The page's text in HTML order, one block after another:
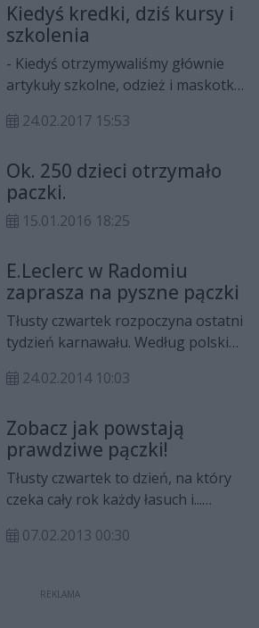
radomski hipermarket E.Leclerc,
gdzie będziemy świętować Tłusty
Czwartek.
Kiedyś kredki, dziś kursy i
szkolenia
- Kiedyś otrzymywaliśmy głównie
artykuły szkolne, odzież i maskotki.
kursy, wycieczki czy nawet aparaty
dostaliśmy od cukierni pączki –
mówi z uśmiechem Ewa Drelewska,
dyrektor „Słonecznego domu”.
24.02.2017 15:53
Ok. 250 dzieci otrzymało
paczki.
15.01.2016 18:25
E.Leclerc w Radomiu
zaprasza na pyszne pączki
Tłusty czwartek rozpoczyna ostatni
tydzień karnawału. Według polskiej
nieograniczone objadanie się i
Radomski E.Leclerc jak zwykle
starannie przygotował się do tego
święta...
24.02.2014 10:03
Zobacz jak powstają
prawdziwe pączki!
Tłusty czwartek to dzień, na który
czeka cały rok każdy łasuch i...
faworków. W środę odwiedziliśmy
07.02.2013 00:30
REKLAMA